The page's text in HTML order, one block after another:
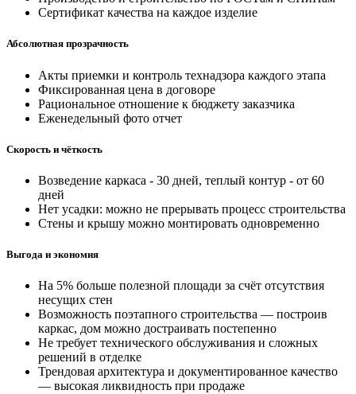
Сертификат качества на каждое изделие
Абсолютная прозрачность
Акты приемки и контроль технадзора каждого этапа
Фиксированная цена в договоре
Рациональное отношение к бюджету заказчика
Еженедельный фото отчет
Скорость и чёткость
Возведение каркаса - 30 дней, теплый контур - от 60
дней
Нет усадки: можно не прерывать процесс строительства
Стены и крышу можно монтировать одновременно
Выгода и экономия
На 5% больше полезной площади за счёт отсутствия
несущих стен
Возможность поэтапного строительства — построив
каркас, дом можно достраивать постепенно
Не требует технического обслуживания и сложных
решений в отделке
Трендовая архитектура и документированное качество
— высокая ликвидность при продаже